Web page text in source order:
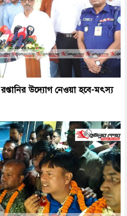
রপ্তানির উদ্যোগ নেওয়া হবে-মৎস্য